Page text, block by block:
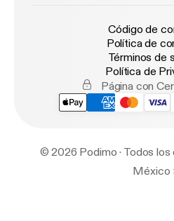
Código de
Política de
Términos de
Política de
Página con
© 2026 Podimo · Todos
México